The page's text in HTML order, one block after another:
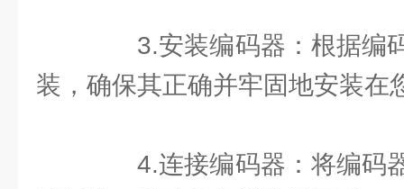
3.安装编码器：根据编
装，确保其正确并牢固地安装在
4.连接编码器：将编码